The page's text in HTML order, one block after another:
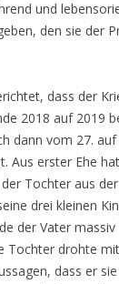
und
den sie der
dass der
2018 auf 2019
dann vom 27. auf
Aus erster Ehe
Tochter aus
drei kleinen
der Vater massiv
Tochter drohte
dass er